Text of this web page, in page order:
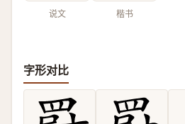
说文 楷书
字形对比